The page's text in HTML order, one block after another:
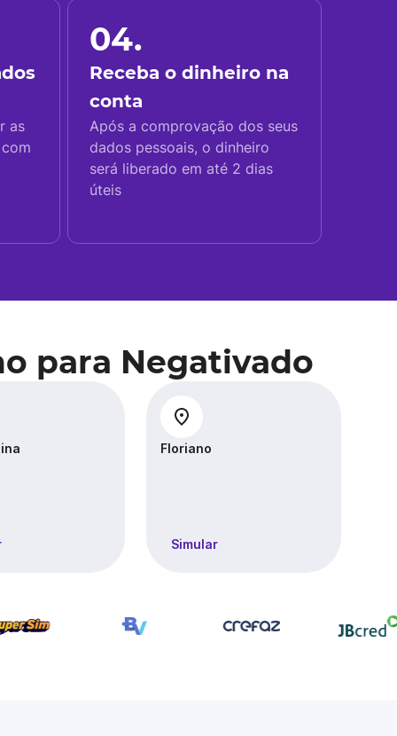
as
04.
Receba o dinheiro na
conta
Após a comprovação dos seus
dados pessoais, o dinheiro
será liberado em até 2 dias
úteis
para Negativado
Floriano
Simular